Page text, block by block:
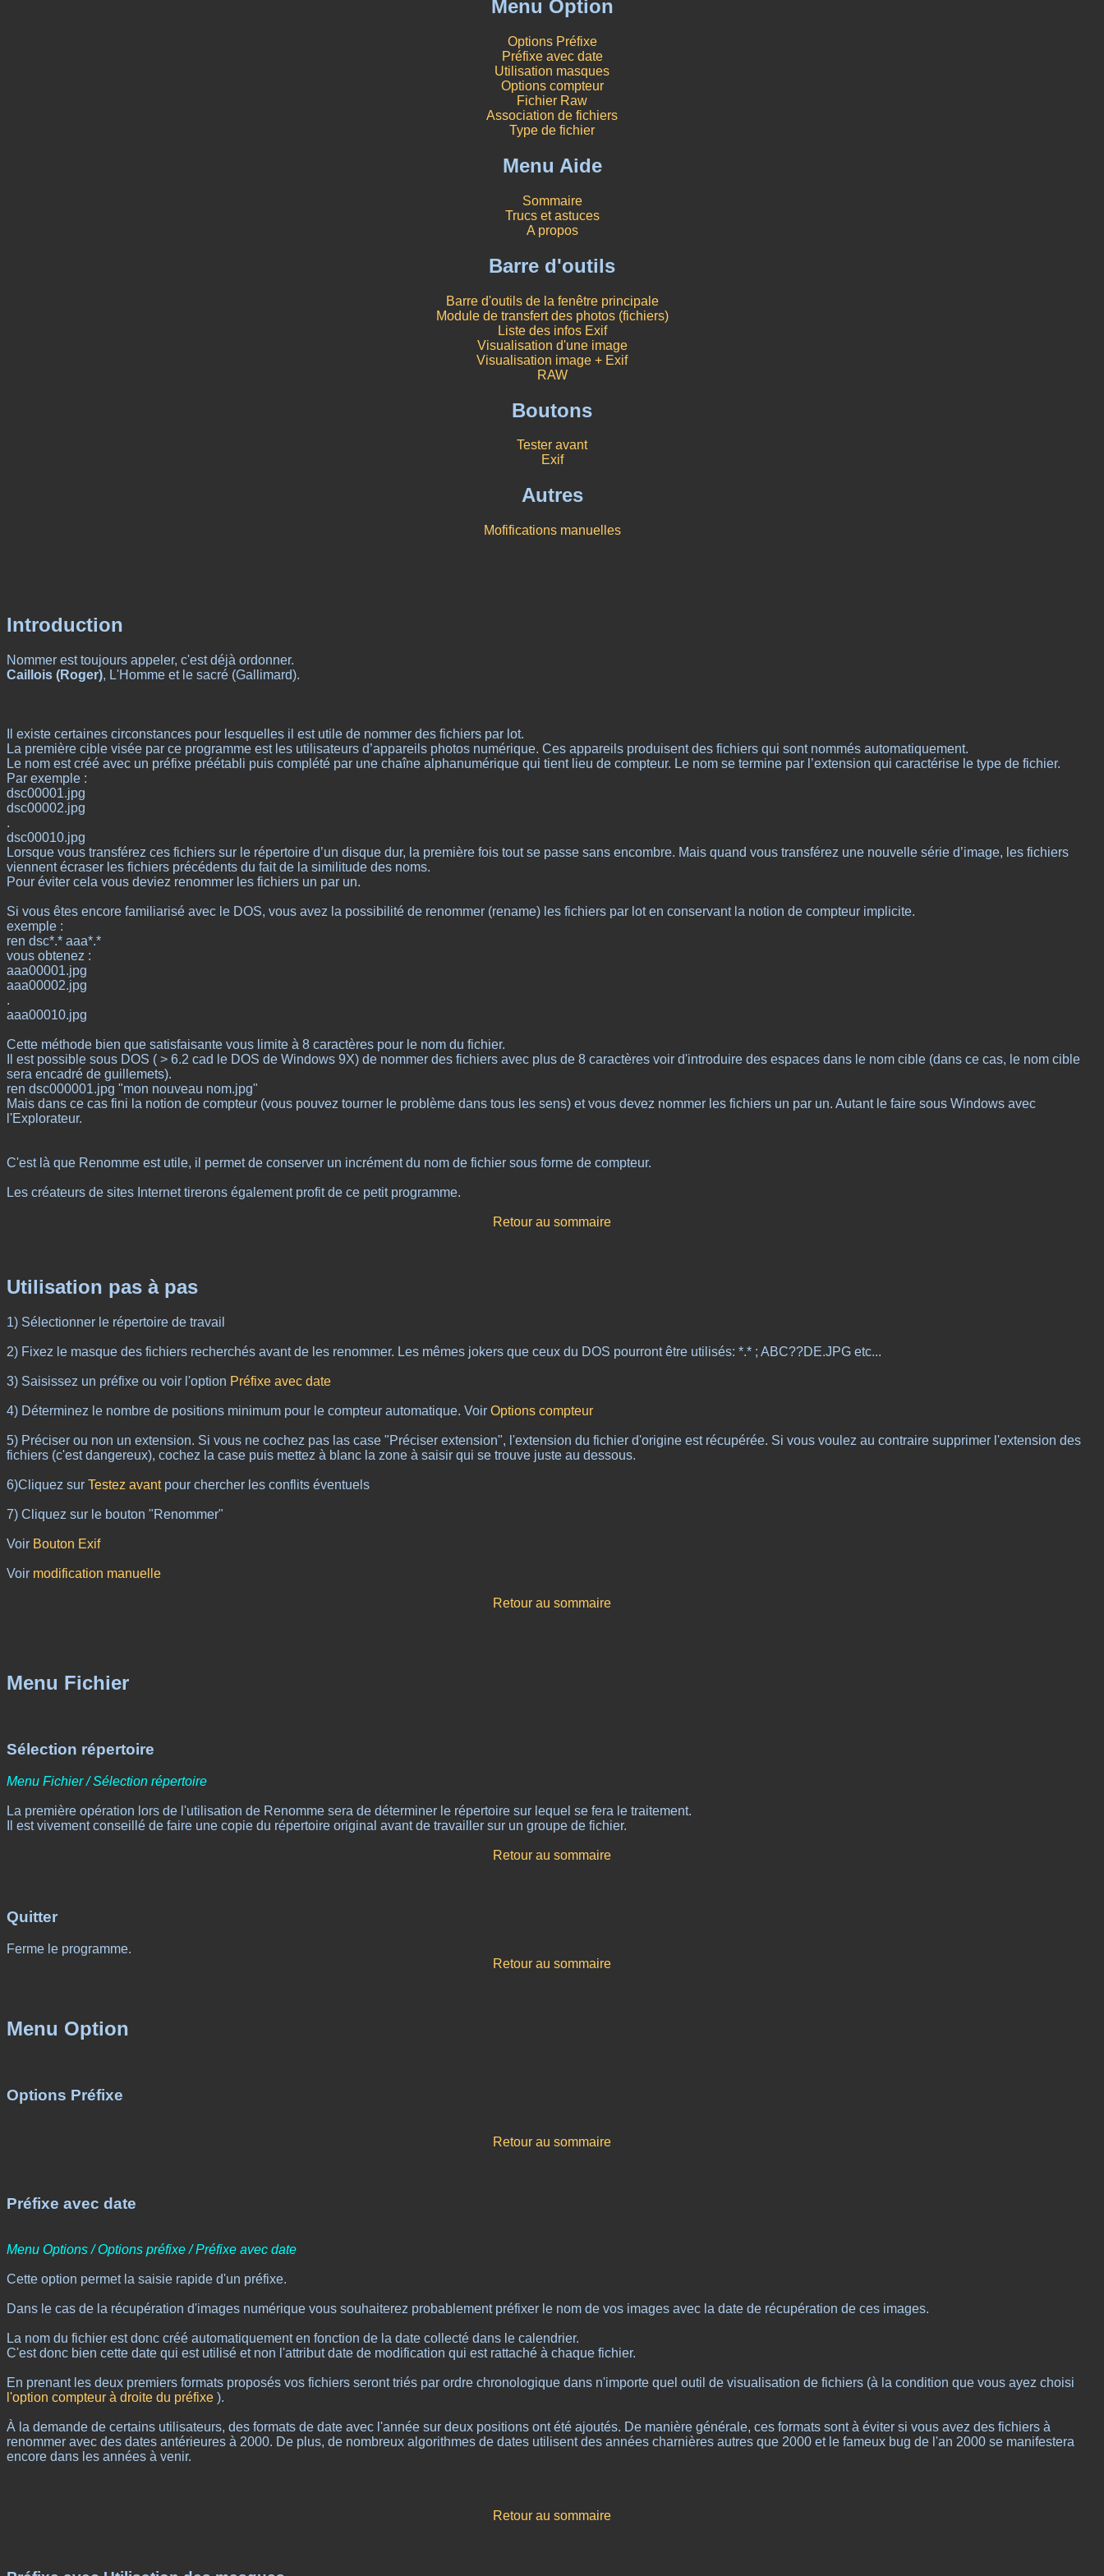
Menu Option
Options Préfixe
Préfixe avec date
Utilisation masques
Options compteur
Fichier Raw
Association de fichiers
Type de fichier
Menu Aide
Sommaire
Trucs et astuces
A propos
Barre d'outils
Barre d'outils de la fenêtre principale
Module de transfert des photos (fichiers)
Liste des infos Exif
Visualisation d'une image
Visualisation image + Exif
RAW
Boutons
Tester avant
Exif
Autres
Mofifications manuelles
Introduction
Nommer est toujours appeler, c'est déjà ordonner.
Caillois (Roger), L'Homme et le sacré (Gallimard).
Il existe certaines circonstances pour lesquelles il est utile de nommer des fichiers par lot.
La première cible visée par ce programme est les utilisateurs d’appareils photos numérique. Ces appareils produisent des fichiers qui sont nommés automatiquement.
Le nom est créé avec un préfixe préétabli puis complété par une chaîne alphanumérique qui tient lieu de compteur. Le nom se termine par l’extension qui caractérise le type de fichier.
Par exemple :
dsc00001.jpg
dsc00002.jpg
.
dsc00010.jpg
Lorsque vous transférez ces fichiers sur le répertoire d’un disque dur, la première fois tout se passe sans encombre. Mais quand vous transférez une nouvelle série d’image, les fichiers
viennent écraser les fichiers précédents du fait de la similitude des noms.
Pour éviter cela vous deviez renommer les fichiers un par un.
Si vous êtes encore familiarisé avec le DOS, vous avez la possibilité de renommer (rename) les fichiers par lot en conservant la notion de compteur implicite.
exemple :
ren dsc*.* aaa*.*
vous obtenez :
aaa00001.jpg
aaa00002.jpg
.
aaa00010.jpg
Cette méthode bien que satisfaisante vous limite à 8 caractères pour le nom du fichier.
Il est possible sous DOS ( > 6.2 cad le DOS de Windows 9X) de nommer des fichiers avec plus de 8 caractères voir d'introduire des espaces dans le nom cible (dans ce cas, le nom cible
sera encadré de guillemets).
ren dsc000001.jpg "mon nouveau nom.jpg"
Mais dans ce cas fini la notion de compteur (vous pouvez tourner le problème dans tous les sens) et vous devez nommer les fichiers un par un. Autant le faire sous Windows avec
l'Explorateur.
C'est là que Renomme est utile, il permet de conserver un incrément du nom de fichier sous forme de compteur.
Les créateurs de sites Internet tirerons également profit de ce petit programme.
Retour au sommaire
Utilisation pas à pas
1) Sélectionner le répertoire de travail
2) Fixez le masque des fichiers recherchés avant de les renommer. Les mêmes jokers que ceux du DOS pourront être utilisés: *.* ; ABC??DE.JPG etc...
3) Saisissez un préfixe ou voir l'option Préfixe avec date
4) Déterminez le nombre de positions minimum pour le compteur automatique. Voir Options compteur
5) Préciser ou non un extension. Si vous ne cochez pas las case "Préciser extension", l'extension du fichier d'origine est récupérée. Si vous voulez au contraire supprimer l'extension des
fichiers (c'est dangereux), cochez la case puis mettez à blanc la zone à saisir qui se trouve juste au dessous.
6)Cliquez sur Testez avantpour chercher les conflits éventuels
7) Cliquez sur le bouton "Renommer"
Voir Bouton Exif
Voir modification manuelle
Retour au sommaire
Menu Fichier
Sélection répertoire
Menu Fichier / Sélection répertoire
La première opération lors de l'utilisation de Renomme sera de déterminer le répertoire sur lequel se fera le traitement.
Il est vivement conseillé de faire une copie du répertoire original avant de travailler sur un groupe de fichier.
Retour au sommaire
Quitter
Ferme le programme.
Retour au sommaire
Menu Option
Options Préfixe
Retour au sommaire
Préfixe avec date
Menu Options / Options préfixe / Préfixe avec date
Cette option permet la saisie rapide d'un préfixe.
Dans le cas de la récupération d'images numérique vous souhaiterez probablement préfixer le nom de vos images avec la date de récupération de ces images.
La nom du fichier est donc créé automatiquement en fonction de la date collecté dans le calendrier.
C'est donc bien cette date qui est utilisé et non l'attribut date de modification qui est rattaché à chaque fichier.
En prenant les deux premiers formats proposés vos fichiers seront triés par ordre chronologique dans n'importe quel outil de visualisation de fichiers (à la condition que vous ayez choisi
l'option compteur à droite du préfixe ).
À la demande de certains utilisateurs, des formats de date avec l'année sur deux positions ont été ajoutés. De manière générale, ces formats sont à éviter si vous avez des fichiers à
renommer avec des dates antérieures à 2000. De plus, de nombreux algorithmes de dates utilisent des années charnières autres que 2000 et le fameux bug de l'an 2000 se manifestera
encore dans les années à venir.
Retour au sommaire